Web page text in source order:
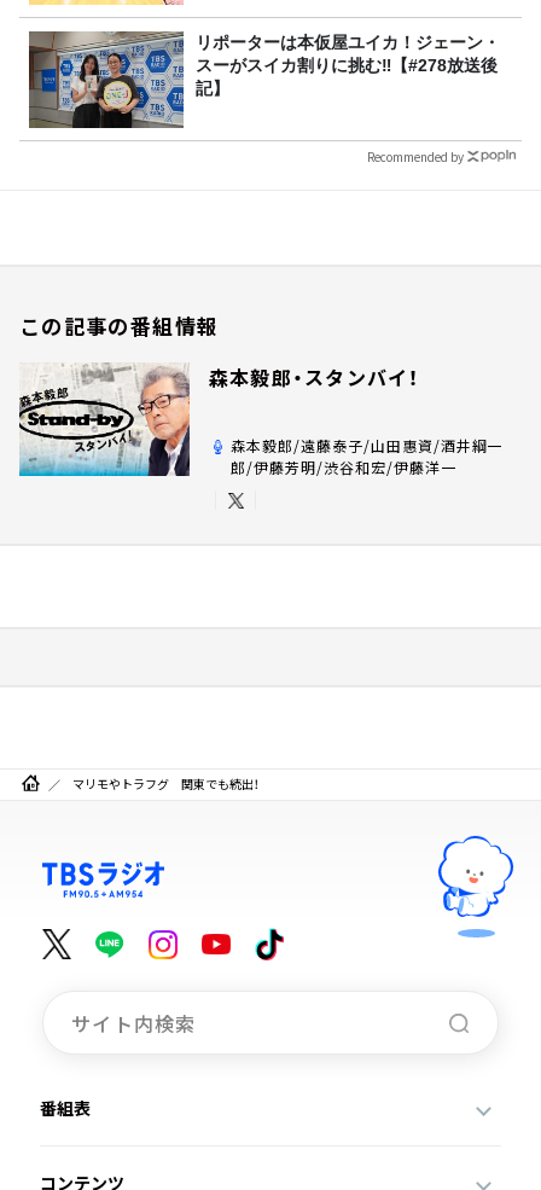
リポーターは本仮屋ユイカ！ジェーン・
スーがスイカ割りに挑む‼【#278放送後
記】
Recommended by
この記事の番組情報
森本毅郎・スタンバイ！
森本毅郎/遠藤泰子/山田惠資/酒井綱一
郎/伊藤芳明/渋谷和宏/伊藤洋一
マリモやトラフグ 関東でも続出！
番組表
コンテンツ